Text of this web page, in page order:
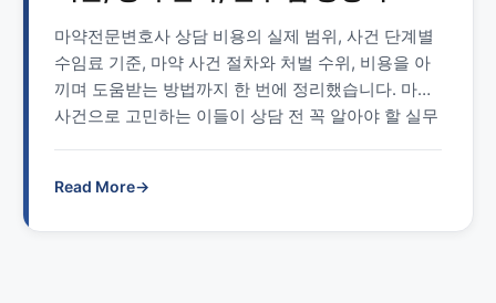
마약전문변호사 상담 비용의 실제 범위, 사건 단계별
수임료 기준, 마약 사건 절차와 처벌 수위, 비용을 아
끼며 도움받는 방법까지 한 번에 정리했습니다. 마약
사건으로 고민하는 이들이 상담 전 꼭 알아야 할 실무
Read More→